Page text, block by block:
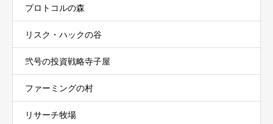
プロトコルの森
リスク・ハックの谷
弐号の投資戦略寺子屋
ファーミングの村
リサーチ牧場